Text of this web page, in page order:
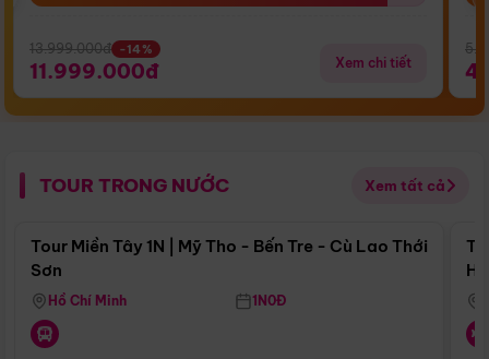
13.999.000đ -14%
11.999.000đ Xem chi tiết
TOUR TRONG NƯỚC Xem tất cả
Điểm nổi bật
Tour Miền Tây 1N | Mỹ Tho - Bến Tre - Cù Lao Thới
Sơn
Hồ Chí Minh 1N0Đ